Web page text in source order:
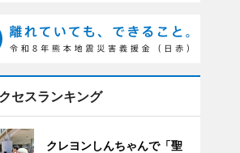
セスランキング
クレヨンしんちゃんで「聖